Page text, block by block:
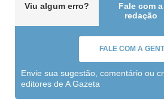
Viu algum erro?
Fale com a
redação
FALE COM A
Envie sua sugestão, comentário ou
editores de A Gazeta